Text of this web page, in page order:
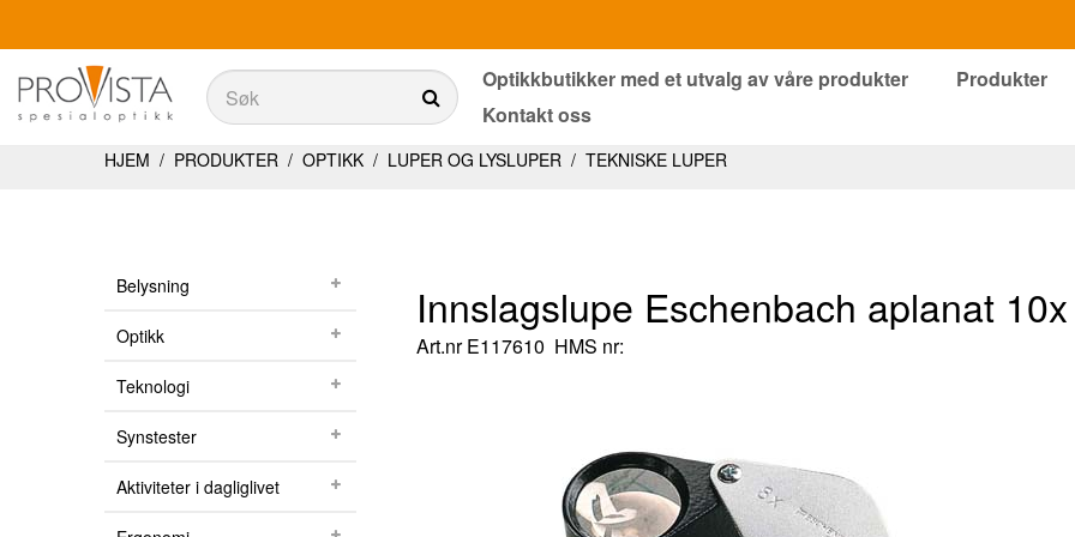
Søk Optikkbutikker med et utvalg av våre produkter
Produkter
Kontakt oss
Produkter
Synstester
Aktiviteter i dagliglivet
Ergonomi
Tjenester
Optikkbutikker med et utvalg av våre produkter
HJEM / PRODUKTER / OPTIKK / LUPER OG LYSLUPER / TEKNISKE LUPER
Belysning
Optikk
Teknologi
Synstester
Aktiviteter i dagliglivet
Innslagslupe Eschenbach aplanat 10x
Art.nrE117610 HMS nr: